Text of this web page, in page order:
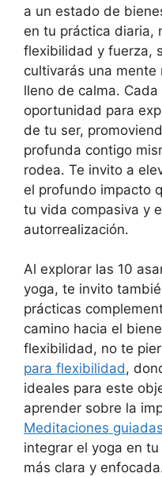
a un estado de
en tu práctica diaria,
flexibilidad y fuerza,
cultivarás una mente
lleno de calma.
oportunidad para
de tu ser,
profunda contigo
rodea. Te invito a
el profundo impacto
tu vida compasiva y
autorrealización.
Al explorar las 10
yoga, te invito
prácticas
camino hacia el
flexibilidad, no te
para flexibilidad,
ideales para este
aprender sobre la
Meditaciones guiadas
integrar el yoga en
más clara y